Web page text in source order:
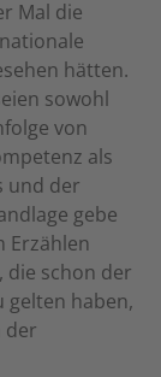
Mal die
hätten.
sowohl
von
als
und der
gebe
Erzählen
die schon der
gelten haben,
der